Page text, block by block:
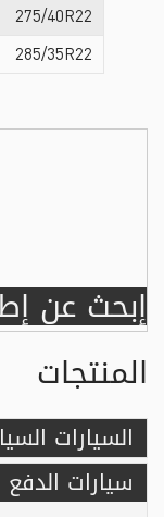
إبحث عن
المنتجات
السيارات
سيارات الدفع
275/40R22
285/35R22